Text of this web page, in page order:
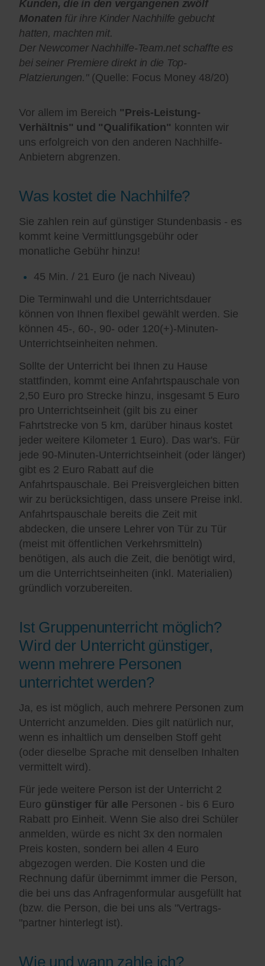
Kunden, die in den vergangenen zwölf
Monaten für ihre Kinder Nachhilfe gebucht
hatten, machten mit.
Der Newcomer Nachhilfe-Team.net schaffte es
bei seiner Premiere direkt in die Top-
Platzierungen."(Quelle: Focus Money 48/20)
Vor allem im Bereich "Preis-Leistung-
Verhältnis" und "Qualifikation" konnten wir
uns erfolgreich von den anderen Nachhilfe-
Anbietern abgrenzen.
Was kostet die Nachhilfe?
Sie zahlen rein auf günstiger Stundenbasis - es
kommt keine Vermittlungsgebühr oder
monatliche Gebühr hinzu!
45 Min. / 21 Euro (je nach Niveau)
Die Terminwahl und die Unterrichtsdauer
können von Ihnen flexibel gewählt werden. Sie
können 45-, 60-, 90- oder 120(+)-Minuten-
Unterrichtseinheiten nehmen.
Sollte der Unterricht bei Ihnen zu Hause
stattfinden, kommt eine Anfahrtspauschale von
2,50 Euro pro Strecke hinzu, insgesamt 5 Euro
pro Unterrichtseinheit (gilt bis zu einer
Fahrtstrecke von 5 km, darüber hinaus kostet
jeder weitere Kilometer 1 Euro). Das war's. Für
jede 90-Minuten-Unterrichtseinheit (oder länger)
gibt es 2 Euro Rabatt auf die
Anfahrtspauschale. Bei Preisvergleichen bitten
wir zu berücksichtigen, dass unsere Preise inkl.
Anfahrtspauschale bereits die Zeit mit
abdecken, die unsere Lehrer von Tür zu Tür
(meist mit öffentlichen Verkehrsmitteln)
benötigen, als auch die Zeit, die benötigt wird,
um die Unterrichtseinheiten (inkl. Materialien)
gründlich vorzubereiten.
Ist Gruppenunterricht möglich?
Wird der Unterricht günstiger,
wenn mehrere Personen
unterrichtet werden?
Ja, es ist möglich, auch mehrere Personen zum
Unterricht anzumelden. Dies gilt natürlich nur,
wenn es inhaltlich um denselben Stoff geht
(oder dieselbe Sprache mit denselben Inhalten
vermittelt wird).
Für jede weitere Person ist der Unterricht 2
Euro günstiger für alle Personen - bis 6 Euro
Rabatt pro Einheit. Wenn Sie also drei Schüler
anmelden, würde es nicht 3x den normalen
Preis kosten, sondern bei allen 4 Euro
abgezogen werden. Die Kosten und die
Rechnung dafür übernimmt immer die Person,
die bei uns das Anfragenformular ausgefüllt hat
(bzw. die Person, die bei uns als "Vertrags-
"partner hinterlegt ist).
Wie und wann zahle ich?